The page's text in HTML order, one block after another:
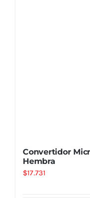
Convertidor
Hembra
$17.731